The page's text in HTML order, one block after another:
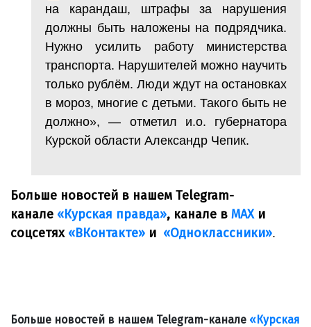
на карандаш, штрафы за нарушения
должны быть наложены на подрядчика.
Нужно усилить работу министерства
транспорта. Нарушителей можно научить
только рублём. Люди ждут на остановках
в мороз, многие с детьми. Такого быть не
должно», — отметил и.о. губернатора
Курской области Александр Чепик.
Больше новостей в нашем Telegram-
канале «Курская правда», канале в МАХи
соцсетях «ВКонтакте» и «Одноклассники».
Больше новостей в нашем Telegram-канале «Курская